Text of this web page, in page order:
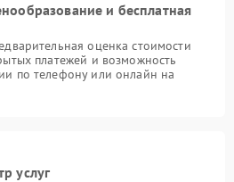
и бесплатная
оценка стоимости
платежей и возможность
по телефону или онлайн на
услуг